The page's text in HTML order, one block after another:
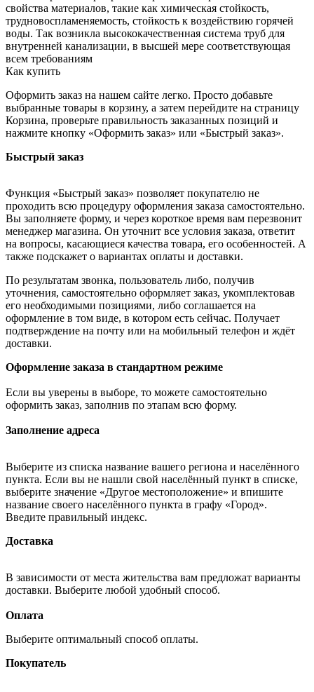
свойства материалов, такие как химическая стойкость,
трудновоспламеняемость, стойкость к воздействию горячей
воды. Так возникла высококачественная система труб для
внутренней канализации, в высшей мере соответствующая
всем требованиям
Как купить
Оформить заказ на нашем сайте легко. Просто добавьте
выбранные товары в корзину, а затем перейдите на страницу
Корзина, проверьте правильность заказанных позиций и
нажмите кнопку «Оформить заказ» или «Быстрый заказ».
Быстрый заказ
Функция «Быстрый заказ» позволяет покупателю не
проходить всю процедуру оформления заказа самостоятельно.
Вы заполняете форму, и через короткое время вам перезвонит
менеджер магазина. Он уточнит все условия заказа, ответит
на вопросы, касающиеся качества товара, его особенностей. А
также подскажет о вариантах оплаты и доставки.
По результатам звонка, пользователь либо, получив
уточнения, самостоятельно оформляет заказ, укомплектовав
его необходимыми позициями, либо соглашается на
оформление в том виде, в котором есть сейчас. Получает
подтверждение на почту или на мобильный телефон и ждёт
доставки.
Оформление заказа в стандартном режиме
Если вы уверены в выборе, то можете самостоятельно
оформить заказ, заполнив по этапам всю форму.
Заполнение адреса
Выберите из списка название вашего региона и населённого
пункта. Если вы не нашли свой населённый пункт в списке,
выберите значение «Другое местоположение» и впишите
название своего населённого пункта в графу «Город».
Введите правильный индекс.
Доставка
В зависимости от места жительства вам предложат варианты
доставки. Выберите любой удобный способ.
Оплата
Выберите оптимальный способ оплаты.
Покупатель